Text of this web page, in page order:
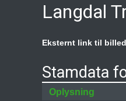
Langdal
Eksternt link til
Stamdata
Oplysning